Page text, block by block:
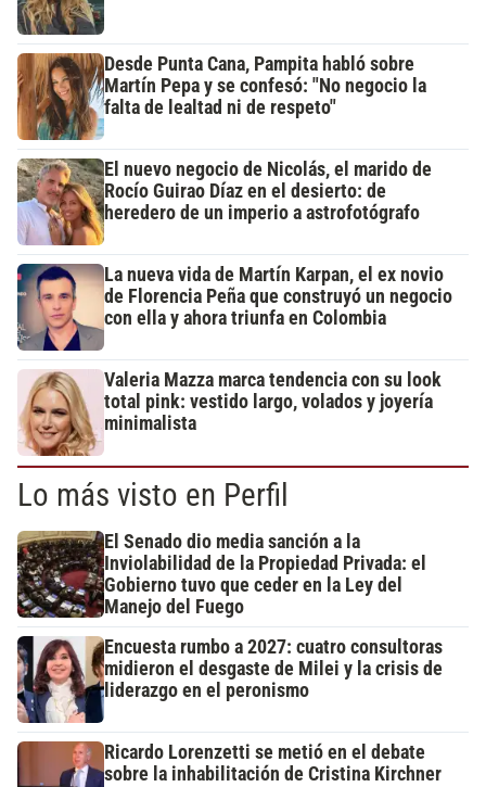
Desde Punta Cana, Pampita habló sobre
Martín Pepa y se confesó: "No negocio la
falta de lealtad ni de respeto"
El nuevo negocio de Nicolás, el marido de
Rocío Guirao Díaz en el desierto: de
heredero de un imperio a astrofotógrafo
La nueva vida de Martín Karpan, el ex novio
de Florencia Peña que construyó un negocio
con ella y ahora triunfa en Colombia
Valeria Mazza marca tendencia con su look
total pink: vestido largo, volados y joyería
minimalista
Lo más visto en Perfil
El Senado dio media sanción a la
Inviolabilidad de la Propiedad Privada: el
Gobierno tuvo que ceder en la Ley del
Manejo del Fuego
Encuesta rumbo a 2027: cuatro consultoras
midieron el desgaste de Milei y la crisis de
liderazgo en el peronismo
Ricardo Lorenzetti se metió en el debate
sobre la inhabilitación de Cristina Kirchner